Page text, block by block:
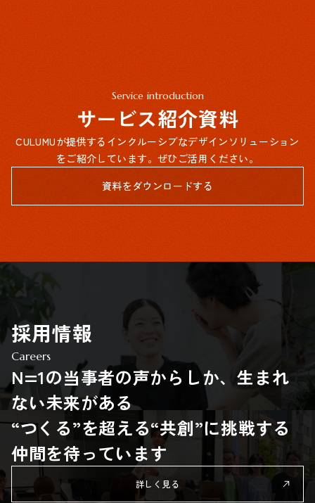
Service introduction
サービス紹介資料
CULUMUが提供するインクルーシブなデザインソリューション
をご紹介しています。ぜひご活用ください。
資料をダウンロードする
採用情報
Careers
N=1の当事者の声からしか、生まれ
ない未来がある
“つくる”を超える“共創”に挑戦する
仲間を待っています
詳しく見る